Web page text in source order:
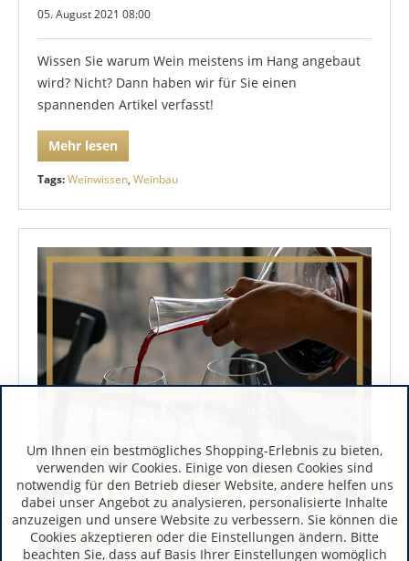
05. August 2021 08:00
Wissen Sie warum Wein meistens im Hang angebaut
wird? Nicht? Dann haben wir für Sie einen
spannenden Artikel verfasst!
Mehr lesen
Tags:Weinwissen, Weinbau
Um Ihnen ein bestmögliches Shopping-Erlebnis zu bieten,
verwenden wir Cookies. Einige von diesen Cookies sind
notwendig für den Betrieb dieser Website, andere helfen uns
dabei unser Angebot zu analysieren, personalisierte Inhalte
anzuzeigen und unsere Website zu verbessern. Sie können die
Cookies akzeptieren oder die Einstellungen ändern. Bitte
beachten Sie, dass auf Basis Ihrer Einstellungen womöglich